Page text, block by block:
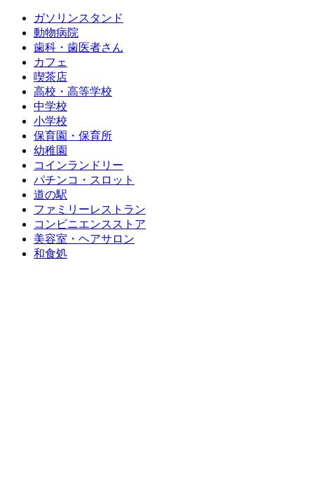
ガソリンスタンド
動物病院
歯科・歯医者さん
カフェ
喫茶店
高校・高等学校
中学校
小学校
保育園・保育所
幼稚園
コインランドリー
パチンコ・スロット
道の駅
ファミリーレストラン
コンビニエンスストア
美容室・ヘアサロン
和食処